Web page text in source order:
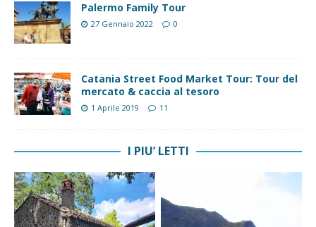
Palermo Family Tour
27 Gennaio 2022 0
Catania Street Food Market Tour: Tour del
mercato & caccia al tesoro
1 Aprile 2019 11
I PIU’ LETTI